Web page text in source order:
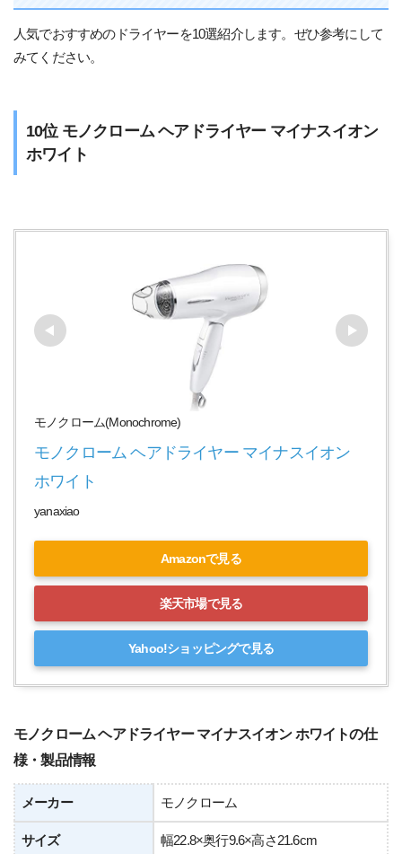
人気でおすすめのドライヤーを10選紹介します。ぜひ参考にして
みてください。
10位 モノクローム ヘアドライヤー マイナスイオン
ホワイト
モノクローム(Monochrome)
モノクローム ヘアドライヤー マイナスイオン
ホワイト
yanaxiao
Amazonで見る
楽天市場で見る
Yahoo!ショッピングで見る
モノクローム ヘアドライヤー マイナスイオン ホワイトの仕
様・製品情報
メーカー モノクローム
サイズ 幅22.8×奥行9.6×高さ21.6cm